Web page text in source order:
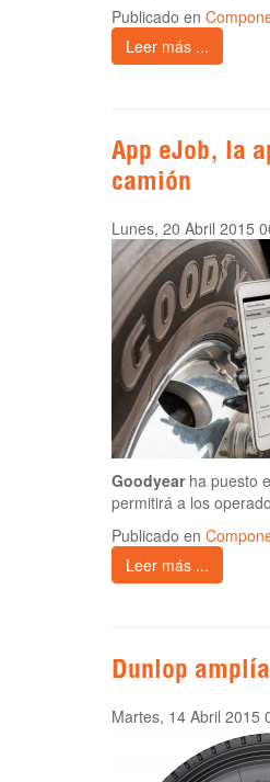
Publicado en
Leer más ...
App eJob, la
camión
Lunes, 20 Abril 2015
Goodyearha puesto
permitirá a los
Publicado en
Leer más ...
Dunlop
Martes, 14 Abril 2015